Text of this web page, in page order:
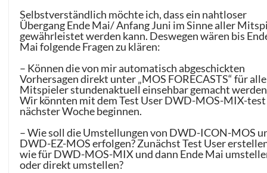
Selbstverständlich möchte ich, dass ein nahtloser
Übergang Ende Mai/ Anfang Juni im Sinne aller
gewährleistet werden kann. Deswegen wären bis
Mai folgende Fragen zu klären:
– Können die von mir automatisch abgeschickten
Vorhersagen direkt unter „MOS FORECASTS“ für alle
Mitspieler stundenaktuell einsehbar gemacht
Wir könnten mit dem Test User DWD-MOS-MIX-test
nächster Woche beginnen.
– Wie soll die Umstellungen von DWD-ICON-MOS
DWD-EZ-MOS erfolgen? Zunächst Test User
wie für DWD-MOS-MIX und dann Ende Mai
oder direkt umstellen?